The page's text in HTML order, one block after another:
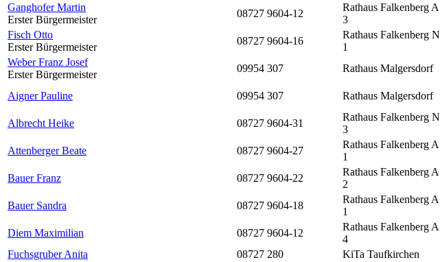
Ganghofer Martin
Erster Bürgermeister
08727 9604-12
Rathaus Falkenberg A
3
Fisch Otto
Erster Bürgermeister
08727 9604-16
Rathaus Falkenberg N
1
Weber Franz Josef
Erster Bürgermeister
09954 307 Rathaus Malgersdorf
Aigner Pauline 09954 307 Rathaus Malgersdorf
Albrecht Heike
08727 9604-31
Rathaus Falkenberg N
3
Attenberger Beate 08727 9604-27
Rathaus Falkenberg A
1
Bauer Franz 08727 9604-22
Rathaus Falkenberg A
2
Bauer Sandra 08727 9604-18
Rathaus Falkenberg A
1
Diem Maximilian 08727 9604-12
Rathaus Falkenberg A
4
Fuchsgruber Anita
08727 280 KiTa Taufkirchen